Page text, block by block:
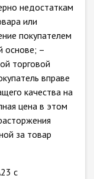
недостаткам
или
покупателем
основе; –
торговой
вправе
качества на
цена в этом
за товар
с